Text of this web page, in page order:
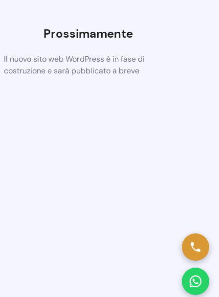
Prossimamente
Il nuovo sito web WordPress è in fase di
costruzione e sarà pubblicato a breve